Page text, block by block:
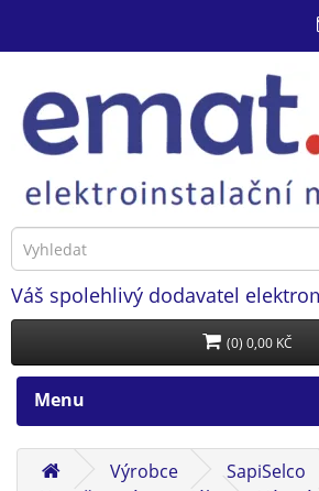
Váš spolehlivý dodavatel
(0) 0,00 KČ
Menu
Výrobce
SapiSelco